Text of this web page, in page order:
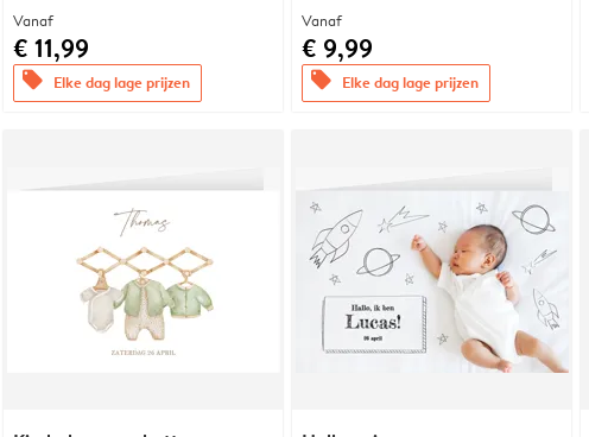
Vanaf
€ 11,99
offers Elke dag lage prijzen
Vanaf
€ 9,99
offers Elke dag lage prijzen